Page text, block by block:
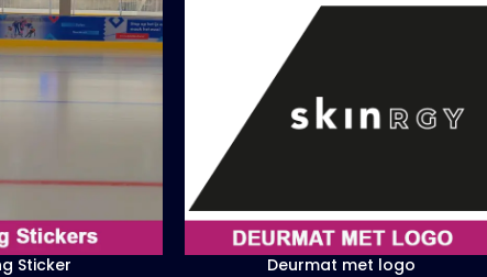
Sticker Deurmat met logo